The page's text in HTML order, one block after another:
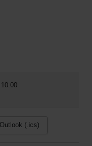
10:00
Outlook (.ics)